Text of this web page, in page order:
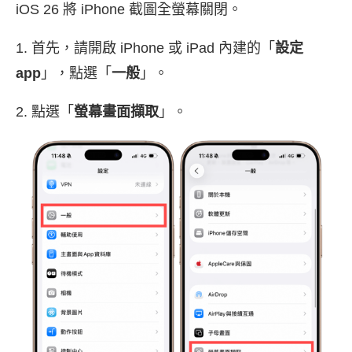
iOS 26 將 iPhone 截圖全螢幕關閉。
1. 首先，請開啟 iPhone 或 iPad 內建的「 設定
app 」，點選「 一般 」。
2. 點選「 螢幕畫面擷取 」。